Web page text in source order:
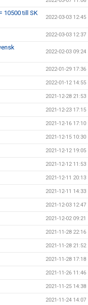
10500 till SK
2022-03-03 12:45
2022-03-03 12:37
2022-02-03 09:24
2022-01-29 17:36
2022-01-12 14:55
2021-12-28 21:53
2021-12-23 17:15
2021-12-16 17:10
2021-12-15 10:30
2021-12-12 19:05
2021-12-12 11:53
2021-12-11 20:13
2021-12-11 14:33
2021-12-03 12:47
2021-12-02 09:21
2021-11-28 22:16
2021-11-28 21:52
2021-11-28 17:18
2021-11-26 11:46
2021-11-25 14:38
2021-11-24 14:07